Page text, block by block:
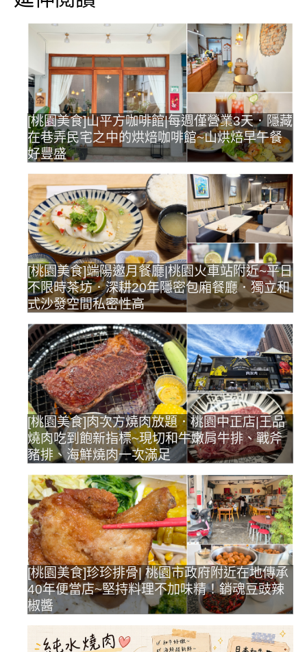
[桃園美食]山平方咖啡館|每週僅營業3天．隱藏
在巷弄民宅之中的烘焙咖啡館~山烘焙早午餐
好豐盛
[桃園美食]端陽邀月餐廳|桃園火車站附近~平日
不限時茶坊．深耕20年隱密包廂餐廳．獨立和
式沙發空間私密性高
[桃園美食]肉次方燒肉放題．桃園中正店|王品
燒肉吃到飽新指標~現切和牛嫩肩牛排、戰斧
豬排、海鮮燒肉一次滿足
[桃園美食]珍珍排骨| 桃園市政府附近在地傳承
40年便當店~堅持料理不加味精！銷魂豆豉辣
椒醬